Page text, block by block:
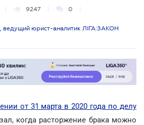
9247 0
ведущий юрист-аналитик ЛІГА:ЗАКОН
от 31 марта в 2020 года по делу
когда расторжение брака можно